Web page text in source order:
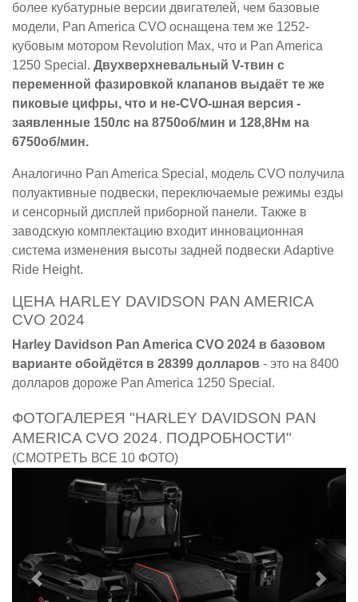
более кубатурные версии двигателей, чем базовые
модели, Pan America CVO оснащена тем же 1252-
кубовым мотором Revolution Max, что и Pan America
1250 Special. Двухверхневальный V-твин с
переменной фазировкой клапанов выдаёт те же
пиковые цифры, что и не-CVO-шная версия -
заявленные 150лс на 8750об/мин и 128,8Нм на
6750об/мин.
Аналогично Pan America Special, модель CVO получила
полуактивные подвески, переключаемые режимы езды
и сенсорный дисплей приборной панели. Также в
заводскую комплектацию входит инновационная
система изменения высоты задней подвески Adaptive
Ride Height.
ЦЕНА HARLEY DAVIDSON PAN AMERICA
CVO 2024
Harley Davidson Pan America CVO 2024 в базовом
варианте обойдётся в 28399 долларов - это на 8400
долларов дороже Pan America 1250 Special.
ФОТОГАЛЕРЕЯ "HARLEY DAVIDSON PAN
AMERICA CVO 2024. ПОДРОБНОСТИ"
(СМОТРЕТЬ ВСЕ 10 ФОТО)
Предыдущий